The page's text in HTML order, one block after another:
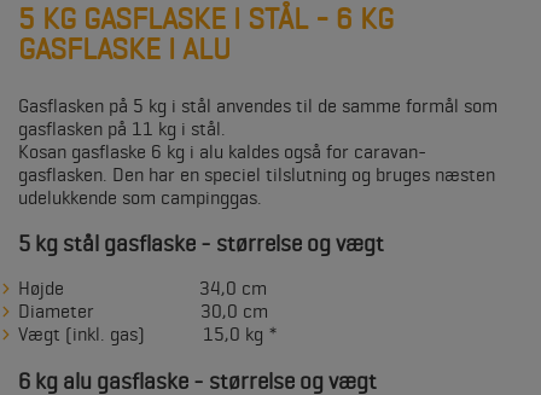
5 KG GASFLASKE I STÅL - 6 KG
GASFLASKE I ALU
Gasflasken på 5 kg i stål anvendes til de samme formål som
gasflasken på 11 kg i stål.
Kosan gasflaske 6 kg i alu kaldes også for caravan-
gasflasken. Den har en speciel tilslutning og bruges næsten
udelukkende som campinggas.
5 kg stål gasflaske - størrelse og vægt
Højde 34,0 cm
Diameter 30,0 cm
Vægt (inkl. gas) 15,0 kg *
6 kg alu gasflaske - størrelse og vægt